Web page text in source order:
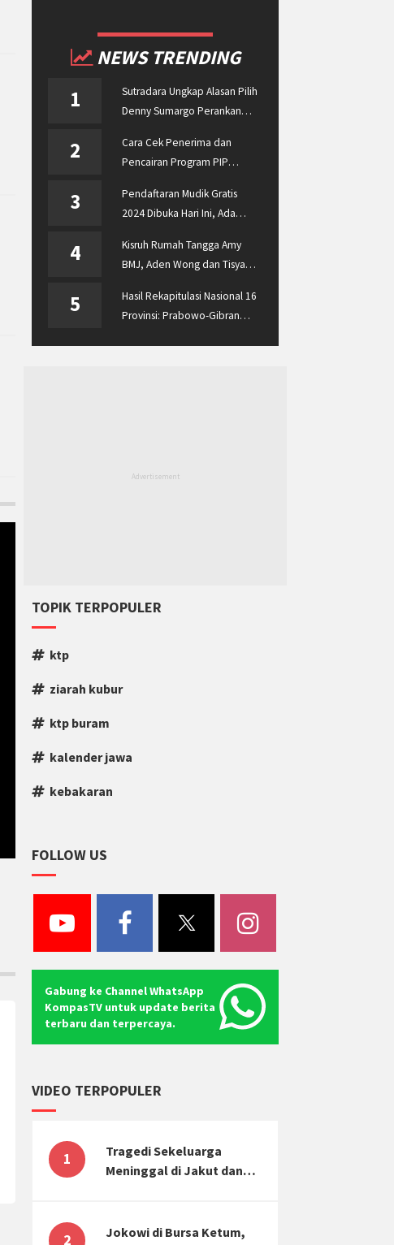
NEWS TRENDING
1
Sutradara Ungkap Alasan Pilih
Denny Sumargo Perankan
2
Cara Cek Penerima dan
Pencairan Program PIP
pip.kemdikbud.go.id
3
Pendaftaran Mudik Gratis
2024 Dibuka Hari Ini, Ada
Jateng dan Dishub Jatim
4
Kisruh Rumah Tangga Amy
BMJ, Aden Wong dan Tisya
Malaysia dan Singapura
5
Hasil Rekapitulasi Nasional 16
Provinsi: Prabowo-Gibran
TOPIK TERPOPULER
ktp
ziarah kubur
ktp buram
kalender jawa
kebakaran
FOLLOW US
Gabung ke Channel WhatsApp
KompasTV untuk update berita
terbaru dan terpercaya.
VIDEO TERPOPULER
1
Tragedi Sekeluarga
Meninggal di Jakut dan
Mental-Finansial
2
Jokowi di Bursa Ketum,